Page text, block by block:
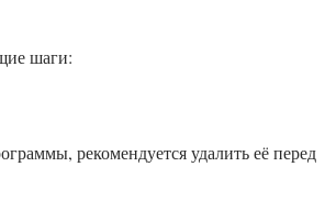
шаги:
рекомендуется удалить её перед